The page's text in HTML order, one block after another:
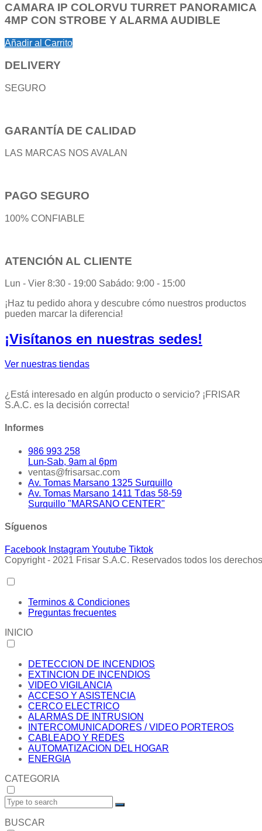
CAMARA IP COLORVU TURRET PANORAMICA
4MP CON STROBE Y ALARMA AUDIBLE
Añadir al Carrito
DELIVERY
SEGURO
GARANTÍA DE CALIDAD
LAS MARCAS NOS AVALAN
PAGO SEGURO
100% CONFIABLE
ATENCIÓN AL CLIENTE
Lun - Vier 8:30 - 19:00 Sabádo: 9:00 - 15:00
¡Haz tu pedido ahora y descubre cómo nuestros productos
pueden marcar la diferencia!
¡Visítanos en nuestras sedes!
Ver nuestras tiendas
¿Está interesado en algún producto o servicio? ¡FRISAR
S.A.C. es la decisión correcta!
Informes
986 993 258
Lun-Sab, 9am al 6pm
ventas@frisarsac.com
Av. Tomas Marsano 1325 Surquillo
Av. Tomas Marsano 1411 Tdas 58-59
Surquillo "MARSANO CENTER"
Síguenos
Facebook Instagram Youtube Tiktok
Copyright - 2021 Frisar S.A.C. Reservados todos los
Terminos & Condiciones
Preguntas frecuentes
INICIO
DETECCION DE INCENDIOS
EXTINCION DE INCENDIOS
VIDEO VIGILANCIA
ACCESO Y ASISTENCIA
CERCO ELECTRICO
ALARMAS DE INTRUSION
INTERCOMUNICADORES / VIDEO PORTEROS
CABLEADO Y REDES
AUTOMATIZACION DEL HOGAR
ENERGIA
CATEGORIA
BUSCAR